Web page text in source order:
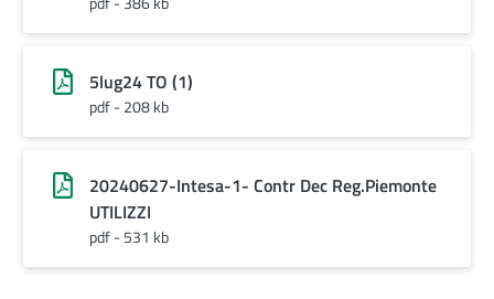
5lug24 TO (1)
pdf - 208 kb
20240627-Intesa-1- Contr Dec Reg.Piemonte
UTILIZZI
pdf - 531 kb